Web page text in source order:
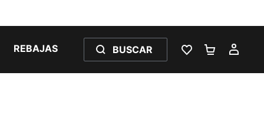
REBAJAS BUSCAR
LISTA DE